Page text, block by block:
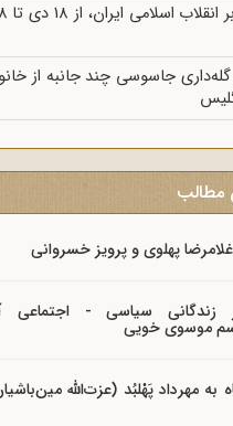
گله‌داری جاسوسی چند جانبه از
مطالب
پهلوی و پرویز خسروانی
زندگانی سیاسی - اجتماعی
موسوی خویی
به مهرداد پَهْلبُد (عزت‌الله